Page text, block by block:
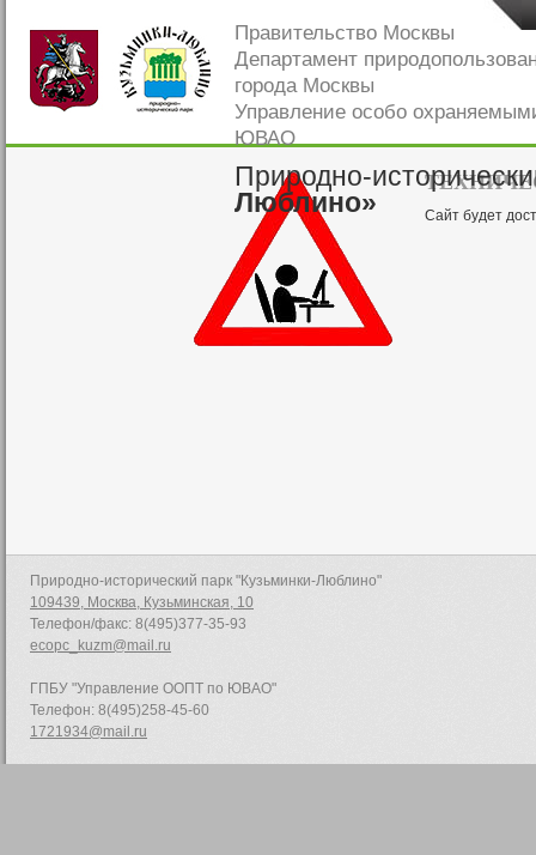
Правительство Москвы
Департамент
города Москвы
Управление особо
ЮВАО
Природно-
Люблино»
Сайт будет
Природно-исторический парк "Кузьминки-Люблино"
109439, Москва, Кузьминская, 10
Телефон/факс: 8(495)377-35-93
ecopc_kuzm@mail.ru
ГПБУ "Управление ООПТ по ЮВАО"
Телефон: 8(495)258-45-60
1721934@mail.ru